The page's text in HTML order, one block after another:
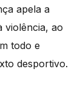
apela a
violência, ao
todo e
desportivo.